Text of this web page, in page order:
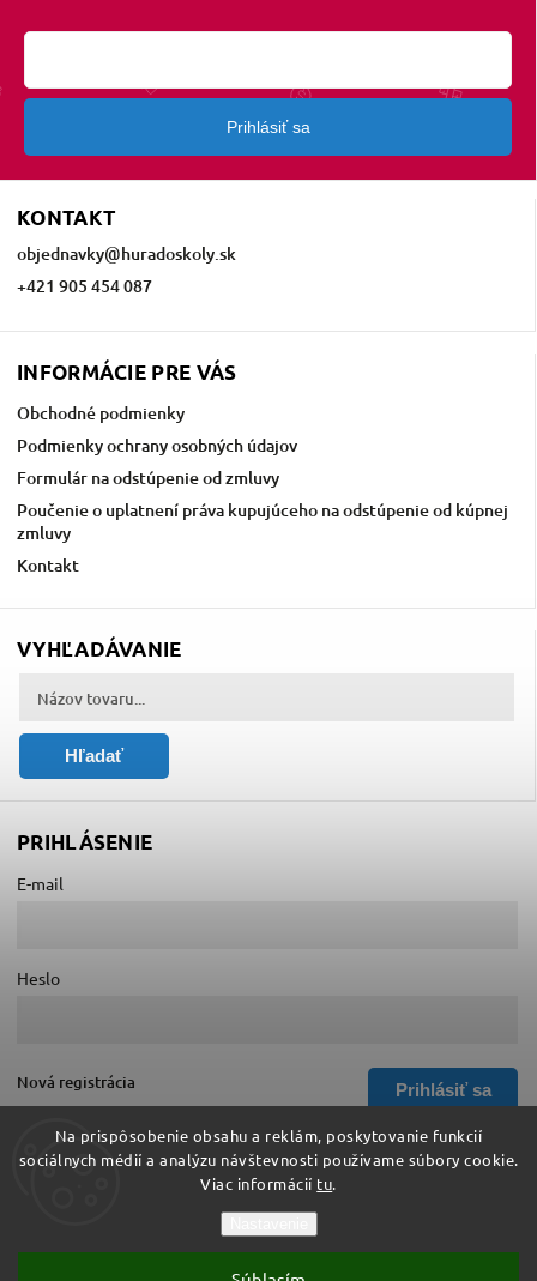
Na prispôsobenie obsahu a reklám, poskytovanie funkcií
sociálnych médií a analýzu návštevnosti používame súbory cookie.
Viac informácií tu.
KONTAKT
objednavky@huradoskoly.sk
+421 905 454 087
INFORMÁCIE PRE VÁS
Obchodné podmienky
Podmienky ochrany osobných údajov
Formulár na odstúpenie od zmluvy
Poučenie o uplatnení práva kupujúceho na odstúpenie od kúpnej
zmluvy
Kontakt
Prihlásiť sa
VYHĽADÁVANIE
Hľadať
PRIHLÁSENIE
E-mail
Heslo
Prihlásiť sa
Nová registrácia
Zabudnuté heslo
Hurá do školy. Všetky práva vyhradené.
Upraviť nastavenie cookies